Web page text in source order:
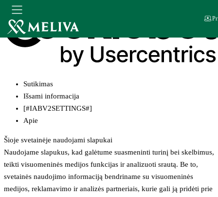
Sutikimas
Išsami informacija
[#IABV2SETTINGS#]
Apie
Šioje svetainėje naudojami slapukai
Naudojame slapukus, kad galėtume suasmeninti turinį bei skelbimus,
teikti visuomeninės medijos funkcijas ir analizuoti srautą. Be to,
svetainės naudojimo informaciją bendriname su visuomeninės
medijos, reklamavimo ir analizės partneriais, kurie gali ją pridėti prie